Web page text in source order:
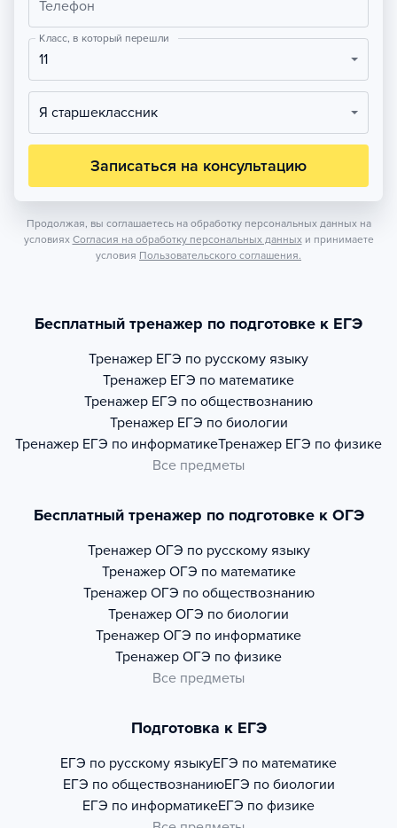
Телефон
Класс, в который перешли
11
Я старшеклассник
Записаться на консультацию
Продолжая, вы соглашаетесь на обработку персональных данных на
условиях Согласия на обработку персональных данных и принимаете
условия Пользовательского соглашения.
Бесплатный тренажер по подготовке к ЕГЭ
Тренажер ЕГЭ по русскому языку
Тренажер ЕГЭ по математике
Тренажер ЕГЭ по обществознанию
Тренажер ЕГЭ по биологии
Тренажер ЕГЭ по информатикеТренажер ЕГЭ по физике
Все предметы
Бесплатный тренажер по подготовке к ОГЭ
Тренажер ОГЭ по русскому языку
Тренажер ОГЭ по математике
Тренажер ОГЭ по обществознанию
Тренажер ОГЭ по биологии
Тренажер ОГЭ по информатике
Тренажер ОГЭ по физике
Все предметы
Подготовка к ЕГЭ
ЕГЭ по русскому языкуЕГЭ по математике
ЕГЭ по обществознаниюЕГЭ по биологии
ЕГЭ по информатикеЕГЭ по физике